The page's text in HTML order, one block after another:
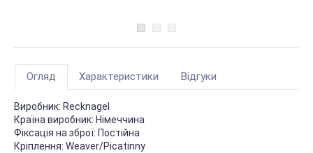
Огляд Характеристики Відгуки
Виробник: Recknagel
Країна виробник: Німеччина
Фіксація на зброї: Постійна
Кріплення: Weaver/Picatinny